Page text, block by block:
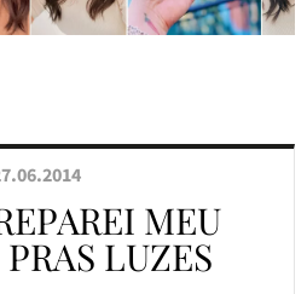
MEU
LUZES